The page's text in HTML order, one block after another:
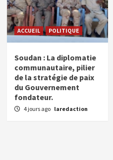
ACCUEIL POLITIQUE
Soudan : La diplomatie
communautaire, pilier
de la stratégie de paix
du Gouvernement
fondateur.
4 jours ago laredaction